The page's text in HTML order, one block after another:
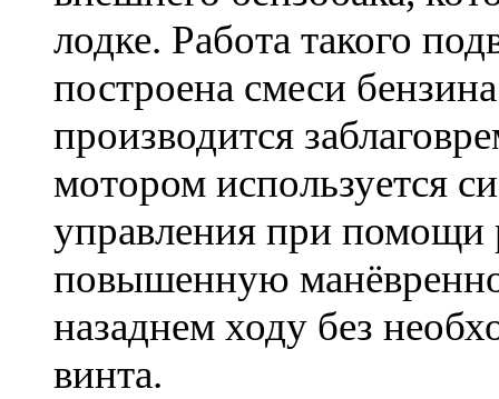
лодке. Работа такого
построена смеси
производится
мотором используется
управления при помощи
повышенную
назаднем ходу без
винта.